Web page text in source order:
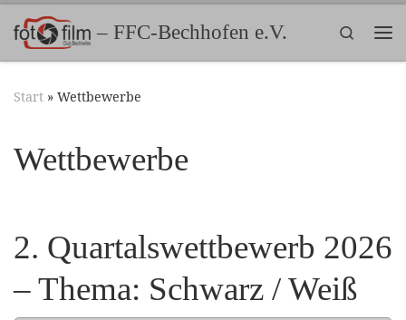
Zum Inhalt springen– FFC-Bechhofen e.V.
Search
Start » Wettbewerbe
Wettbewerbe
2. Quartalswettbewerb 2026
– Thema: Schwarz / Weiß